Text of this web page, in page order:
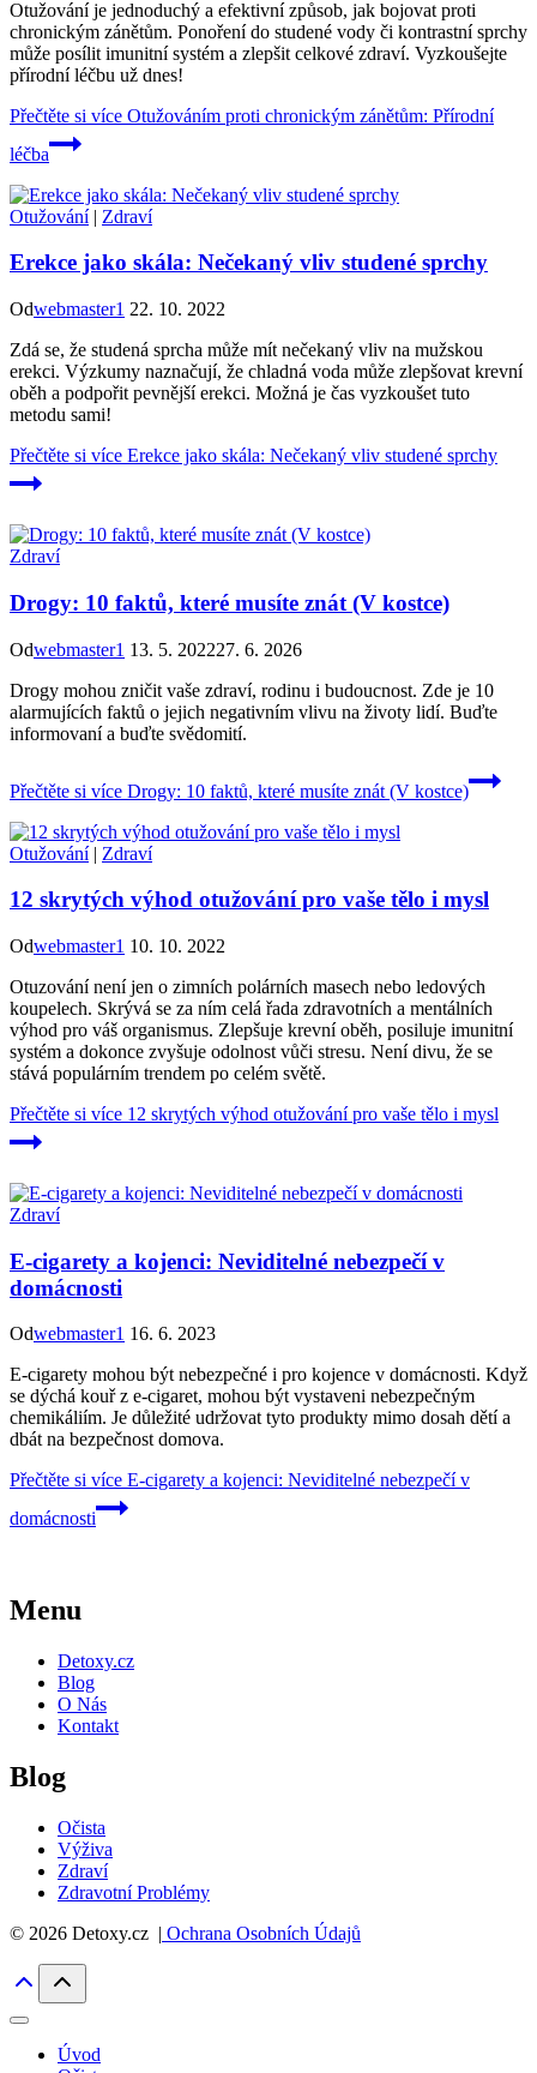
Otužování je jednoduchý a efektivní způsob, jak bojovat proti
chronickým zánětům. Ponoření do studené vody či kontrastní sprchy
může posílit imunitní systém a zlepšit celkové zdraví. Vyzkoušejte
přírodní léčbu už dnes!
Přečtěte si více Otužováním proti chronickým zánětům: Přírodní
léčba
Otužování| Zdraví
Erekce jako skála: Nečekaný vliv studené sprchy
Odwebmaster1 22. 10. 2022
Zdá se, že studená sprcha může mít nečekaný vliv na mužskou
erekci. Výzkumy naznačují, že chladná voda může zlepšovat krevní
oběh a podpořit pevnější erekci. Možná je čas vyzkoušet tuto
metodu sami!
Přečtěte si více Erekce jako skála: Nečekaný vliv studené sprchy
Zdraví
Drogy: 10 faktů, které musíte znát (V kostce)
Odwebmaster1 13. 5. 202227. 6. 2026
Drogy mohou zničit vaše zdraví, rodinu i budoucnost. Zde je 10
alarmujících faktů o jejich negativním vlivu na životy lidí. Buďte
informovaní a buďte svědomití.
Přečtěte si více Drogy: 10 faktů, které musíte znát (V kostce)
Otužování| Zdraví
12 skrytých výhod otužování pro vaše tělo i mysl
Odwebmaster1 10. 10. 2022
Otuzování není jen o zimních polárních masech nebo ledových
koupelech. Skrývá se za ním celá řada zdravotních a mentálních
výhod pro váš organismus. Zlepšuje krevní oběh, posiluje imunitní
systém a dokonce zvyšuje odolnost vůči stresu. Není divu, že se
stává populárním trendem po celém světě.
Přečtěte si více 12 skrytých výhod otužování pro vaše tělo i mysl
Zdraví
E-cigarety a kojenci: Neviditelné nebezpečí v
domácnosti
Odwebmaster1 16. 6. 2023
E-cigarety mohou být nebezpečné i pro kojence v domácnosti. Když
se dýchá kouř z e-cigaret, mohou být vystaveni nebezpečným
chemikáliím. Je důležité udržovat tyto produkty mimo dosah dětí a
dbát na bezpečnost domova.
Přečtěte si více E-cigarety a kojenci: Neviditelné nebezpečí v
domácnosti
Menu
Detoxy.cz
Blog
O Nás
Kontakt
Blog
Očista
Výživa
Zdraví
Zdravotní Problémy
© 2026 Detoxy.cz | Ochrana Osobních Údajů
Úvod